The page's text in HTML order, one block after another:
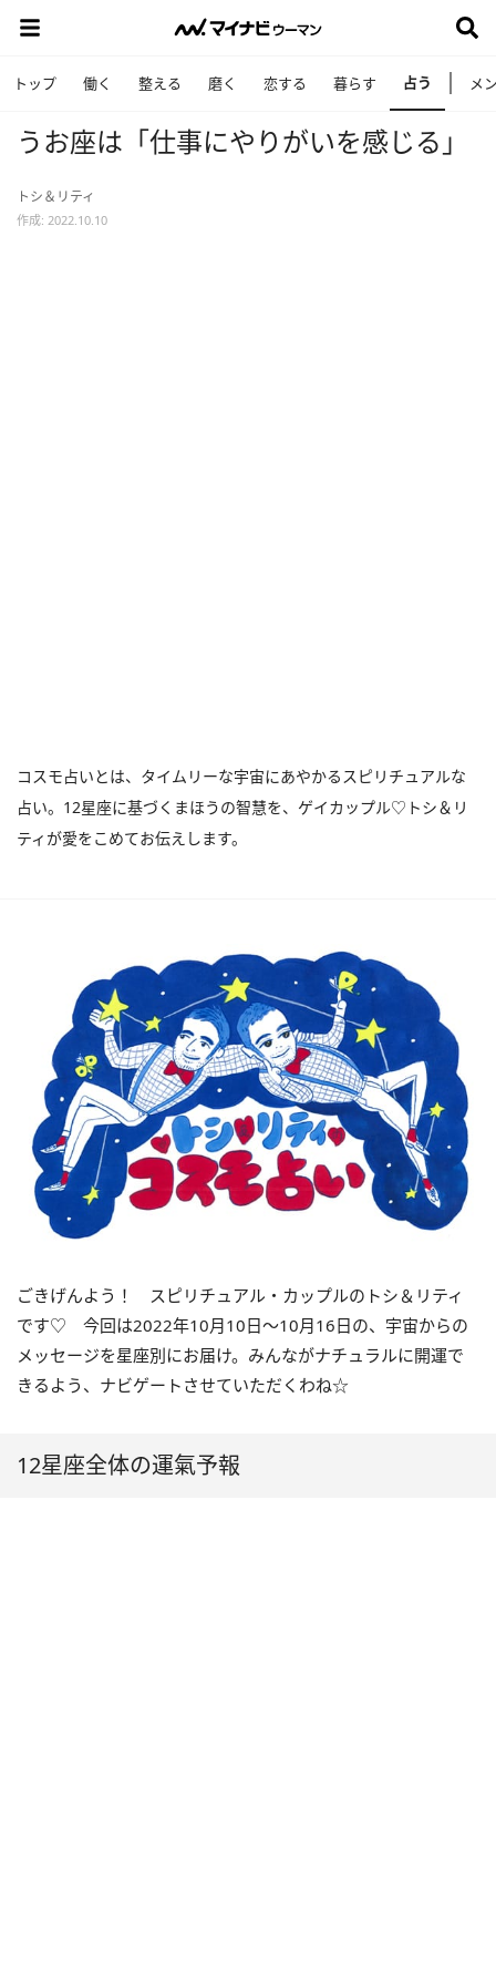
トップ 働く 整える 磨く 恋する 暮らす 占う メ
うお座は「仕事にやりがいを感じる」
トシ＆リティ
作成: 2022.10.10
コスモ占いとは、タイムリーな宇宙にあやかるスピリチュアルな
占い。12星座に基づくまほうの智慧を、ゲイカップル♡トシ＆リ
ティが愛をこめてお伝えします。
ごきげんよう！ スピリチュアル・カップルのトシ＆リティ
です♡ 今回は2022年10月10日〜10月16日の、宇宙からの
メッセージを星座別にお届け。みんながナチュラルに開運で
きるよう、ナビゲートさせていただくわね☆
12星座全体の運氣予報